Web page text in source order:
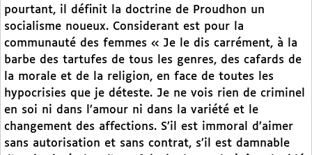
pourtant, il définit la doctrine de Proudhon un
socialisme noueux. Considerant est pour la
communauté des femmes « Je le dis carrément, à la
barbe des tartufes de tous les genres, des cafards de
la morale et de la religion, en face de toutes les
hypocrisies que je déteste. Je ne vois rien de criminel
en soi ni dans l’amour ni dans la variété et le
changement des affections. S’il est immoral d’aimer
sans autorisation et sans contrat, s’il est damnable